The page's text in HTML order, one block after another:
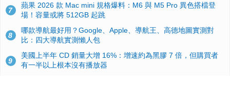
7
蘋果 2026 款 Mac mini 規格爆料：M6 與 M5 Pro 異色搭檔登
場！容量或將 512GB 起跳
8
哪款導航最好用？Google、Apple、導航王、高德地圖實測對
比：四大導航實測懶人包
9
美國上半年 CD 銷量大增 16%：增速約為黑膠 7 倍，但購買者
有一半以上根本沒有播放器